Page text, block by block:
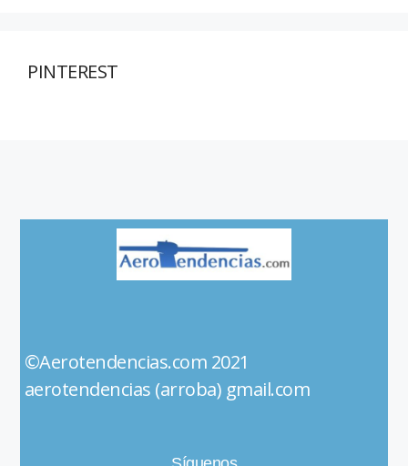
PINTEREST
©Aerotendencias.com 2021
aerotendencias (arroba) gmail.com